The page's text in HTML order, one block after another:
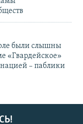
были слышны
«Гвардейское»
– паблики